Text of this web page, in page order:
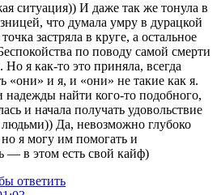
ситуация)) И даже так же тонула в
что думала умру в дурацкой
застряла в круге, а остальное
по поводу самой смерти
я как-то это приняла, всегда
«они» и я, и «они» не такие как я.
надежды найти кого-то подобного,
и начала получать удовольствие
Да, невозможно глубоко
но я могу им помогать и
— в этом есть свой кайф)
ответить